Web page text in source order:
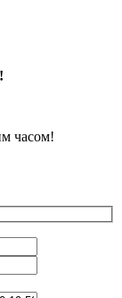
часом!